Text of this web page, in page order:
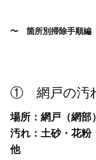
〜 箇所別掃除手順
① 網戸の汚
場所：網戸（網部）
汚れ：土砂・花粉
他